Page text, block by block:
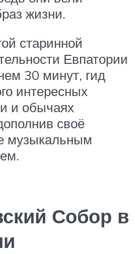
жизни.
старинной
Евпатории
30 минут, гид
интересных
и обычаях
своё
музыкальным
Собор в